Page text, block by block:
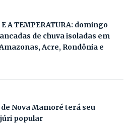
E A TEMPERATURA: domingo
de chuva isoladas em
Acre, Rondônia e
Nova Mamoré terá seu
popular